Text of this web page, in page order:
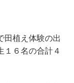
田植え体験の出
１６名の合計４